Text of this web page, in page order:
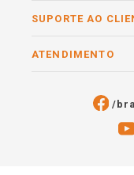
SUPORTE AO
ATENDIMENTO
/